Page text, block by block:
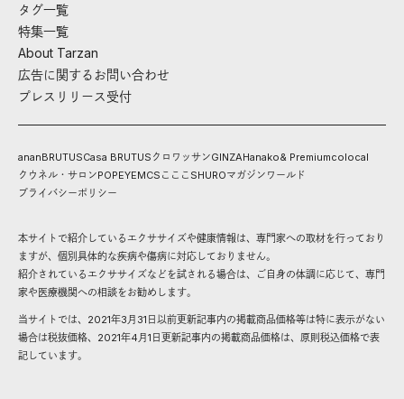
タグ一覧
特集一覧
About Tarzan
広告に関するお問い合わせ
プレスリリース受付
ananBRUTUSCasa BRUTUS クロワッサンGINZAHanako& Premiumcolocal
クウネル・サロンPOPEYEMCS こここ SHUROマガジンワールド
プライバシーポリシー
本サイトで紹介しているエクササイズや健康情報は、専門家への取材を行っており
ますが、個別具体的な疾病や傷病に対応しておりません。
紹介されているエクササイズなどを試される場合は、ご自身の体調に応じて、専門
家や医療機関への相談をお勧めします。
当サイトでは、2021年3月31日以前更新記事内の掲載商品価格等は特に表示がない
場合は税抜価格、2021年4月1日更新記事内の掲載商品価格は、原則税込価格で表
記しています。